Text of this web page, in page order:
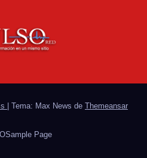
Tema: Max News de Themeansar
Sample Page